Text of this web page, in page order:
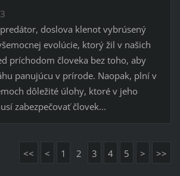
doslova klenot vybrúsený
evolúcie, ktorý žil v našich
príchodom človeka bez toho, aby
panujúcu v prírode. Naopak, plní v
dôležité úlohy, ktoré v jeho
zabezpečovať človek...
<< < 1 2 3 4 5 > >>